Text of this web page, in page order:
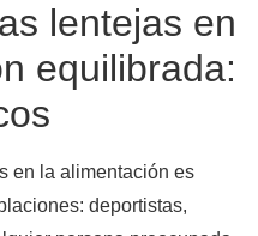
lentejas en
equilibrada:
en la alimentación es
deportistas,